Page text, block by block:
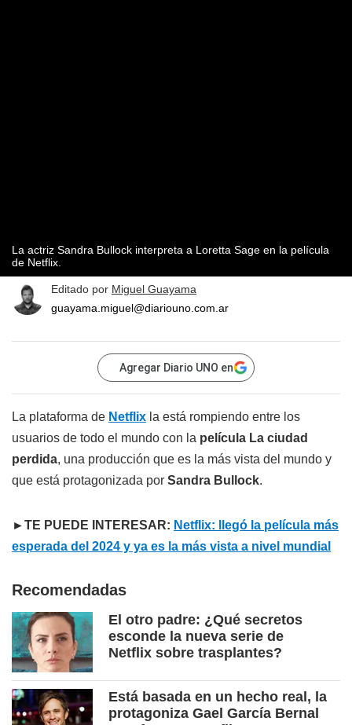
La actriz Sandra Bullock interpreta a Loretta Sage en la película
de Netflix.
Editado por Miguel Guayama
guayama.miguel@diariouno.com.ar
Agregar Diario UNO en
La plataforma de Netflix la está rompiendo entre los
usuarios de todo el mundo con la película La ciudad
perdida, una producción que es la más vista del mundo y
que está protagonizada por Sandra Bullock.
►TE PUEDE INTERESAR: Netflix: llegó la película más
esperada del 2024 y ya es la más vista a nivel mundial
Recomendadas
El otro padre: ¿Qué secretos
esconde la nueva serie de
Netflix sobre trasplantes?
Está basada en un hecho real, la
protagoniza Gael García Bernal